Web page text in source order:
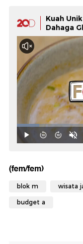
Kuah
Dahaga
(fem/fem)
blok m wisata
budget a